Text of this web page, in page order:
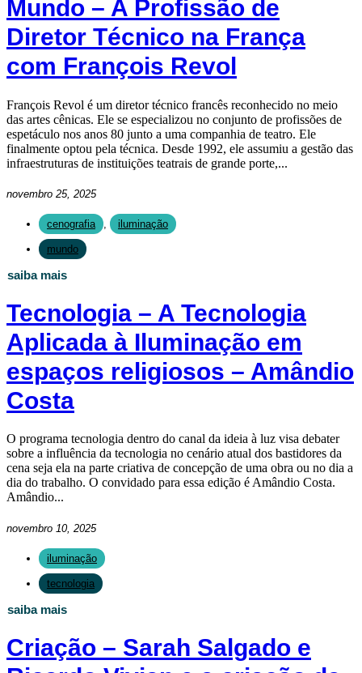
Mundo – A Profissão de
Diretor Técnico na França
com François Revol
François Revol é um diretor técnico francês reconhecido no meio
das artes cênicas. Ele se especializou no conjunto de profissões de
espetáculo nos anos 80 junto a uma companhia de teatro. Ele
finalmente optou pela técnica. Desde 1992, ele assumiu a gestão das
infraestruturas de instituições teatrais de grande porte,...
novembro 25, 2025
cenografia iluminação
mundo
saiba mais
Tecnologia – A Tecnologia
Aplicada à Iluminação em
espaços religiosos – Amândio
Costa
O programa tecnologia dentro do canal da ideia à luz visa debater
sobre a influência da tecnologia no cenário atual dos bastidores da
cena seja ela na parte criativa de concepção de uma obra ou no dia a
dia do trabalho. O convidado para essa edição é Amândio Costa.
Amândio...
novembro 10, 2025
iluminação
tecnologia
saiba mais
Criação – Sarah Salgado e